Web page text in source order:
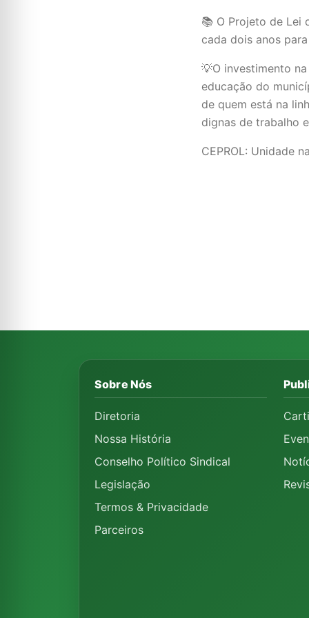
📚 O Projeto de Lei
cada dois anos
💡O investimento
educação do
de quem está na
dignas de trabalho
CEPROL: Unidade
Sobre Nós
Diretoria
Nossa História
Conselho Político Sindical
Legislação
Termos & Privacidade
Parceiros